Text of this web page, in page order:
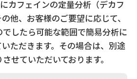
カフェインの定量分析（デカフ
他、お客様のご要望に応じて、
したら可能な範囲で簡易分析に
ただきます。その場合は、別途
せていただいております。